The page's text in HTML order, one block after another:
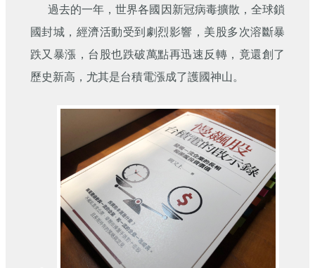
過去的一年，世界各國因新冠病毒擴散，全球鎖
國封城，經濟活動受到劇烈影響，美股多次溶斷暴
跌又暴漲，台股也跌破萬點再迅速反轉，竟還創了
歷史新高，尤其是台積電漲成了護國神山。